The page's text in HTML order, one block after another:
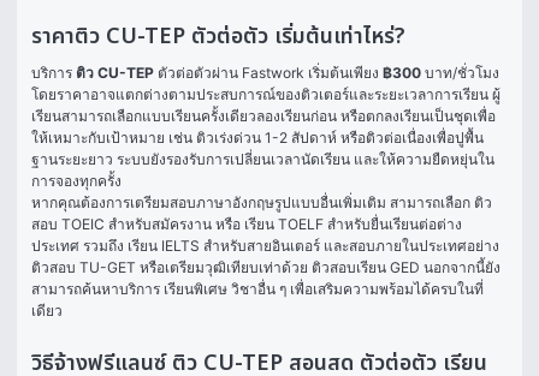
ราคาติว CU-TEP ตัวต่อตัว เริ่มต้นเท่าไหร่?
บริการ ติว CU-TEP ตัวต่อตัวผ่าน Fastwork เริ่มต้นเพียง ฿300 บาท/ชั่วโมง
โดยราคาอาจแตกต่างตามประสบการณ์ของติวเตอร์และระยะเวลาการเรียน ผู้
เรียนสามารถเลือกแบบเรียนครั้งเดียวลองเรียนก่อน หรือตกลงเรียนเป็นชุดเพื่อ
ให้เหมาะกับเป้าหมาย เช่น ติวเร่งด่วน 1-2 สัปดาห์ หรือติวต่อเนื่องเพื่อปูพื้น
ฐานระยะยาว ระบบยังรองรับการเปลี่ยนเวลานัดเรียน และให้ความยืดหยุ่นใน
การจองทุกครั้ง
หากคุณต้องการเตรียมสอบภาษาอังกฤษรูปแบบอื่นเพิ่มเติม สามารถเลือก ติว
สอบ TOEIC สำหรับสมัครงาน หรือ เรียน TOELF สำหรับยื่นเรียนต่อต่าง
ประเทศ รวมถึง เรียน IELTS
ติวสอบ TU-GET หรือเตรียมวุฒิเทียบเท่าด้วย ติวสอบเรียน GED นอกจากนี้ยัง
สามารถค้นหาบริการ เรียนพิเศษ วิชาอื่น ๆ เพื่อเสริมความพร้อมได้ครบในที่
เดียว
วิธีจ้างฟรีแลนซ์ ติว CU-TEP สอนสด ตัวต่อตัว เรียน